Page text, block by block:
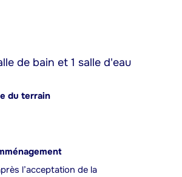
de bain et 1 salle d'eau
du terrain
l’acceptation de la